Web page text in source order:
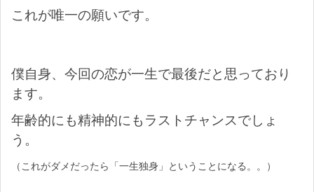
これが唯一の願いです。
僕自身、今回の恋が一生で最後だと思っており
ます。
年齢的にも精神的にもラストチャンスでしょ
う。
（これがダメだったら「一生独身」ということになる。。）